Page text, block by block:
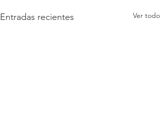
Entradas recientes Ver todo